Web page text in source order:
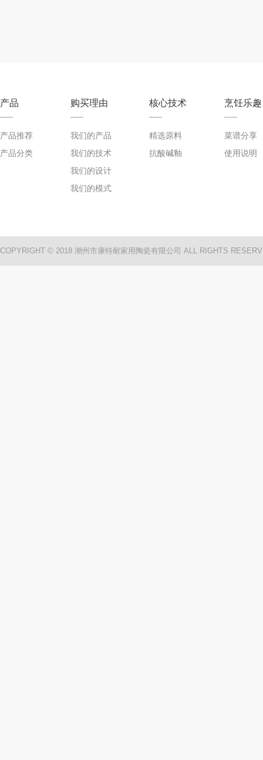
产品
产品推荐
产品分类
购买理由
我们的产品
我们的技术
我们的设计
我们的模式
核心技术
精选原料
抗酸碱釉
烹饪乐趣
菜谱分享
使用说明
COPYRIGHT © 2018 潮州市康特耐家用陶瓷有限公司 ALL RIGHTS